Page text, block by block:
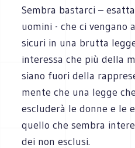
Sembra bastarci –
uomini - che ci vengano
sicuri in una brutta
interessa che più della
siano fuori della
mente che una legge
escluderà le donne e le
quello che sembra
dei non esclusi.